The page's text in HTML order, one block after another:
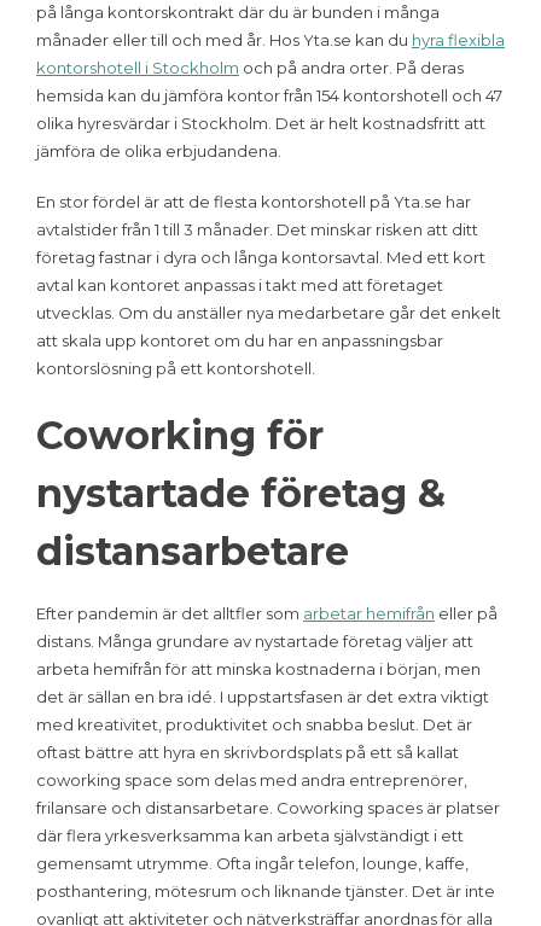
på långa kontorskontrakt där du är bunden i många
månader eller till och med år. Hos Yta.se kan du hyra flexibla
kontorshotell i Stockholm och på andra orter. På deras
hemsida kan du jämföra kontor från 154 kontorshotell och 47
olika hyresvärdar i Stockholm. Det är helt kostnadsfritt att
jämföra de olika erbjudandena.
En stor fördel är att de flesta kontorshotell på Yta.se har
avtalstider från 1 till 3 månader. Det minskar risken att ditt
företag fastnar i dyra och långa kontorsavtal. Med ett kort
avtal kan kontoret anpassas i takt med att företaget
utvecklas. Om du anställer nya medarbetare går det enkelt
att skala upp kontoret om du har en anpassningsbar
kontorslösning på ett kontorshotell.
Coworking för
nystartade företag &
distansarbetare
Efter pandemin är det alltfler som arbetar hemifrån eller på
distans. Många grundare av nystartade företag väljer att
arbeta hemifrån för att minska kostnaderna i början, men
det är sällan en bra idé. I uppstartsfasen är det extra viktigt
med kreativitet, produktivitet och snabba beslut. Det är
oftast bättre att hyra en skrivbordsplats på ett så kallat
coworking space som delas med andra entreprenörer,
frilansare och distansarbetare. Coworking spaces är platser
där flera yrkesverksamma kan arbeta självständigt i ett
gemensamt utrymme. Ofta ingår telefon, lounge, kaffe,
posthantering, mötesrum och liknande tjänster. Det är inte
ovanligt att aktiviteter och nätverksträffar anordnas för alla